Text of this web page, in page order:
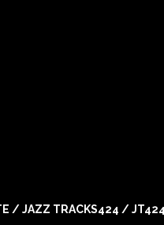
/JAZZ TRACKS424 /